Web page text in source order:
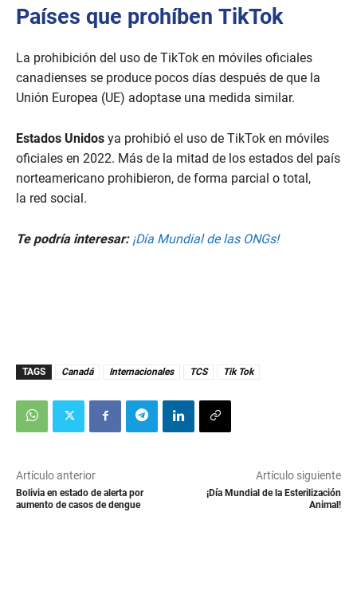
Países que prohíben TikTok
La prohibición del uso de TikTok en móviles oficiales
canadienses se produce pocos días después de que la
Unión Europea (UE) adoptase una medida similar.
Estados Unidos ya prohibió el uso de TikTok en móviles
oficiales en 2022. Más de la mitad de los estados del país
norteamericano prohibieron, de forma parcial o total,
la red social.
Te podría interesar: ¡Día Mundial de las ONGs!
TAGS Canadá Internacionales TCS Tik Tok
Artículo anterior
Bolivia en estado de alerta por
aumento de casos de dengue
Artículo siguiente
¡Día Mundial de la Esterilización
Animal!